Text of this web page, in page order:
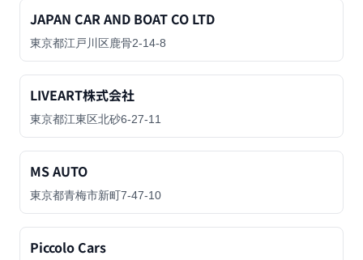
JAPAN CAR AND BOAT CO LTD
東京都江戸川区鹿骨2-14-8
LIVEART株式会社
東京都江東区北砂6-27-11
MS AUTO
東京都青梅市新町7-47-10
Piccolo Cars